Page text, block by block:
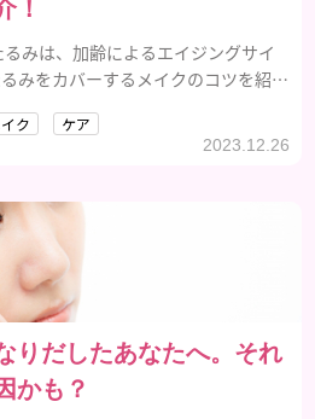
！
みは、加齢によるエイジングサイ
みをカバーするメイクのコツを紹介
ク ケア
2023.12.26
りだしたあなたへ。それ
かも？